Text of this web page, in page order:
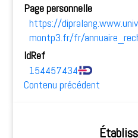
Page personnelle
https://
montp3.fr/fr/
IdRef
154457434
Contenu précédent